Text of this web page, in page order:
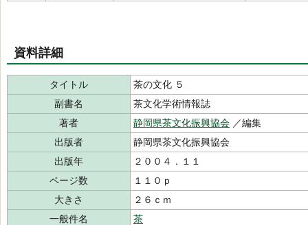
資料詳細
タイトル
茶の文化 ５
副書名
茶文化学術情報誌
著者
静岡県茶文化振興協会 ／編集
出版者
静岡県茶文化振興協会
出版年
２００４．１１
ページ数
１１０ｐ
大きさ
２６ｃｍ
一般件名
茶